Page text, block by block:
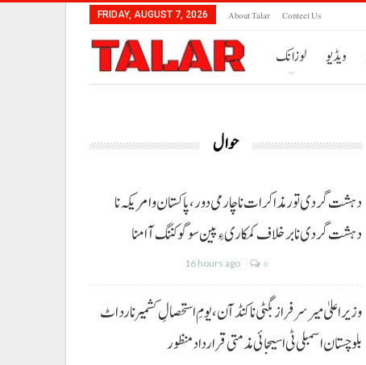
FRIDAY, AUGUST 7, 2026 About Talar Contect Us
لوزانک ویڈیو
حوال
دہشت گردی تور مذاکرات نا چارمی دور،پاکستان و امریکہ نا
دہشت گردی نا برخلاف کمکاری ءِ پین سوگو کننگ آ امنا
16 hours ago 0
وزیراعلیٰ میر سرفراز بگٹی نا کنڈ آن،یومِ استحصالِ کشمیر نا رد اٹ
بلوچستان اسمبلی ٹی اسیجائی مذمتی قرارداد منظور